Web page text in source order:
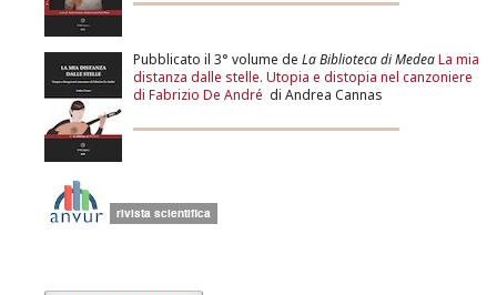
Pubblicato il 3° volume de La Biblioteca di MedeaLa mia
distanza dalle stelle. Utopia e distopia nel canzoniere
di Fabrizio De André di Andrea Cannas